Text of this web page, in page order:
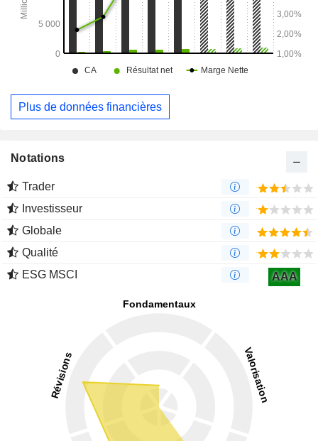
Plus de données financières
Notations
Trader
Investisseur
Globale
Qualité
ESG MSCI
AAA